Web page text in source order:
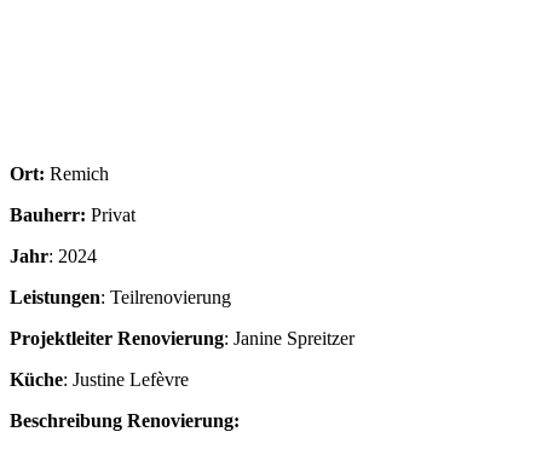
Ort: Remich
Bauherr: Privat
Jahr: 2024
Leistungen: Teilrenovierung
Projektleiter Renovierung: Janine Spreitzer
Küche: Justine Lefèvre
Beschreibung Renovierung: